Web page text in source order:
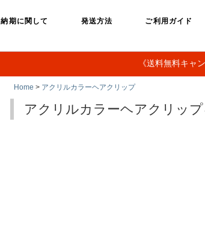
納期に関して 発送方法 ご利用ガイド
《送料無料キャ
Home > アクリルカラーヘアクリップ
アクリルカラーヘアクリッ